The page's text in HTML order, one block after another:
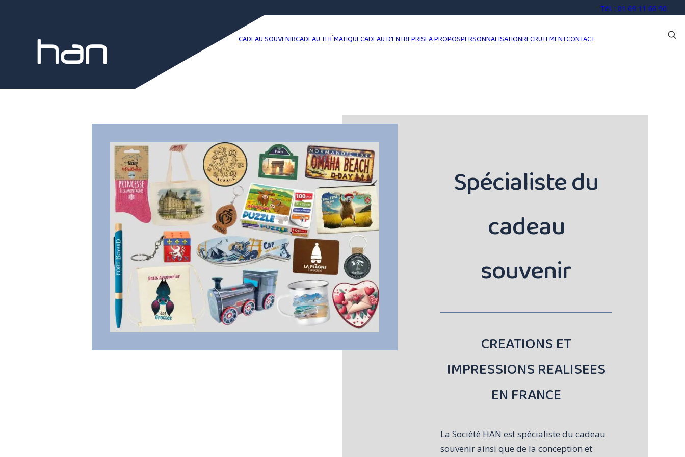
Tél. : 01 69 11 66 90
CADEAU SOUVENIRCADEAU THÉMATIQUECADEAU D’ENTREPRISEA PROPOSPERSONNALISATIONRECRUTEMENTCONTACT
Spécialiste du
cadeau
souvenir
CREATIONS ET
IMPRESSIONS REALISEES
EN FRANCE
La Société HAN est spécialiste du cadeau
souvenir ainsi que de la conception et